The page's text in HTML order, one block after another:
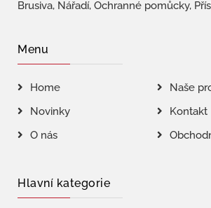
Brusiva, Nářadí, Ochranné pomůcky,
Menu
Home
Naše
Novinky
Kontakt
O nás
Hlavní kategorie